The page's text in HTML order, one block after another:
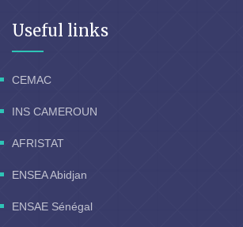
Useful links
CEMAC
INS CAMEROUN
AFRISTAT
ENSEA Abidjan
ENSAE Sénégal